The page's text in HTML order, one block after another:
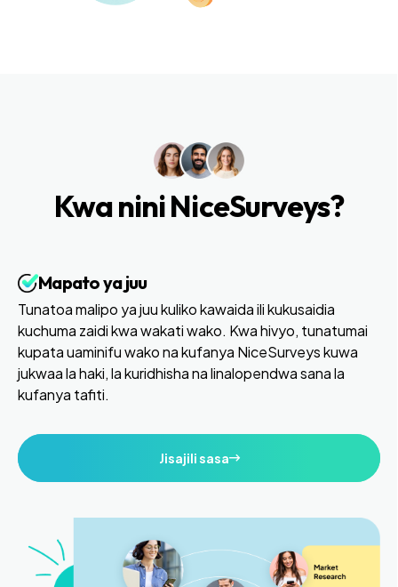
Kwa nini NiceSurveys?
Mapato ya juu
Tunatoa malipo ya juu kuliko kawaida ili kukusaidia
kuchuma zaidi kwa wakati wako. Kwa hivyo, tunatumai
kupata uaminifu wako na kufanya NiceSurveys kuwa
jukwaa la haki, la kuridhisha na linalopendwa sana la
kufanya tafiti.
Jisajili sasa